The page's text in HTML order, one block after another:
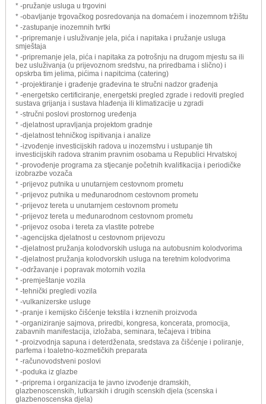
* -pružanje usluga u trgovini
* -obavljanje trgovačkog posredovanja na domaćem i inozemnom tržištu
* -zastupanje inozemnih tvrtki
* -pripremanje i usluživanje jela, pića i napitaka i pružanje usluga
smještaja
* -pripremanje jela, pića i napitaka za potrošnju na drugom mjestu sa ili
bez usluživanja (u prijevoznom sredstvu, na priredbama i slično) i
opskrba tim jelima, pićima i napitcima (catering)
* -projektiranje i građenje građevina te stručni nadzor građenja
* -energetsko certificiranje, energetski pregled zgrade i redoviti pregled
sustava grijanja i sustava hlađenja ili klimatizacije u zgradi
* -stručni poslovi prostornog uređenja
* -djelatnost upravljanja projektom gradnje
* -djelatnost tehničkog ispitivanja i analize
* -izvođenje investicijskih radova u inozemstvu i ustupanje tih
investicijskih radova stranim pravnim osobama u Republici Hrvatskoj
* -provođenje programa za stjecanje početnih kvalifikacija i periodičke
izobrazbe vozača
* -prijevoz putnika u unutarnjem cestovnom prometu
* -prijevoz putnika u međunarodnom cestovnom prometu
* -prijevoz tereta u unutarnjem cestovnom prometu
* -prijevoz tereta u međunarodnom cestovnom prometu
* -prijevoz osoba i tereta za vlastite potrebe
* -agencijska djelatnost u cestovnom prijevozu
* -djelatnost pružanja kolodvorskih usluga na autobusnim kolodvorima
* -djelatnost pružanja kolodvorskih usluga na teretnim kolodvorima
* -održavanje i popravak motornih vozila
* -premještanje vozila
* -tehnički pregledi vozila
* -vulkanizerske usluge
* -pranje i kemijsko čišćenje tekstila i krznenih proizvoda
* -organiziranje sajmova, priredbi, kongresa, koncerata, promocija,
zabavnih manifestacija, izložaba, seminara, tečajeva i tribina
* -proizvodnja sapuna i deterdženata, sredstava za čišćenje i poliranje,
parfema i toaletno-kozmetičkih preparata
* -računovodstveni poslovi
* -poduka iz glazbe
* -priprema i organizacija te javno izvođenje dramskih,
glazbenoscenskih, lutkarskih i drugih scenskih djela (scenska i
glazbenoscenska djela)